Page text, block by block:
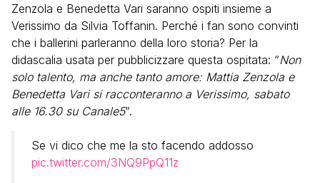
Zenzola e Benedetta Vari saranno ospiti insieme a
Verissimo da Silvia Toffanin. Perché i fan sono convinti
che i ballerini parleranno della loro storia? Per la
didascalia usata per pubblicizzare questa ospitata: “Non
solo talento, ma anche tanto amore: Mattia Zenzola e
Benedetta Vari si racconteranno a Verissimo, sabato
alle 16.30 su Canale5“.
Se vi dico che me la sto facendo addosso
pic.twitter.com/3NQ9PpQ11z